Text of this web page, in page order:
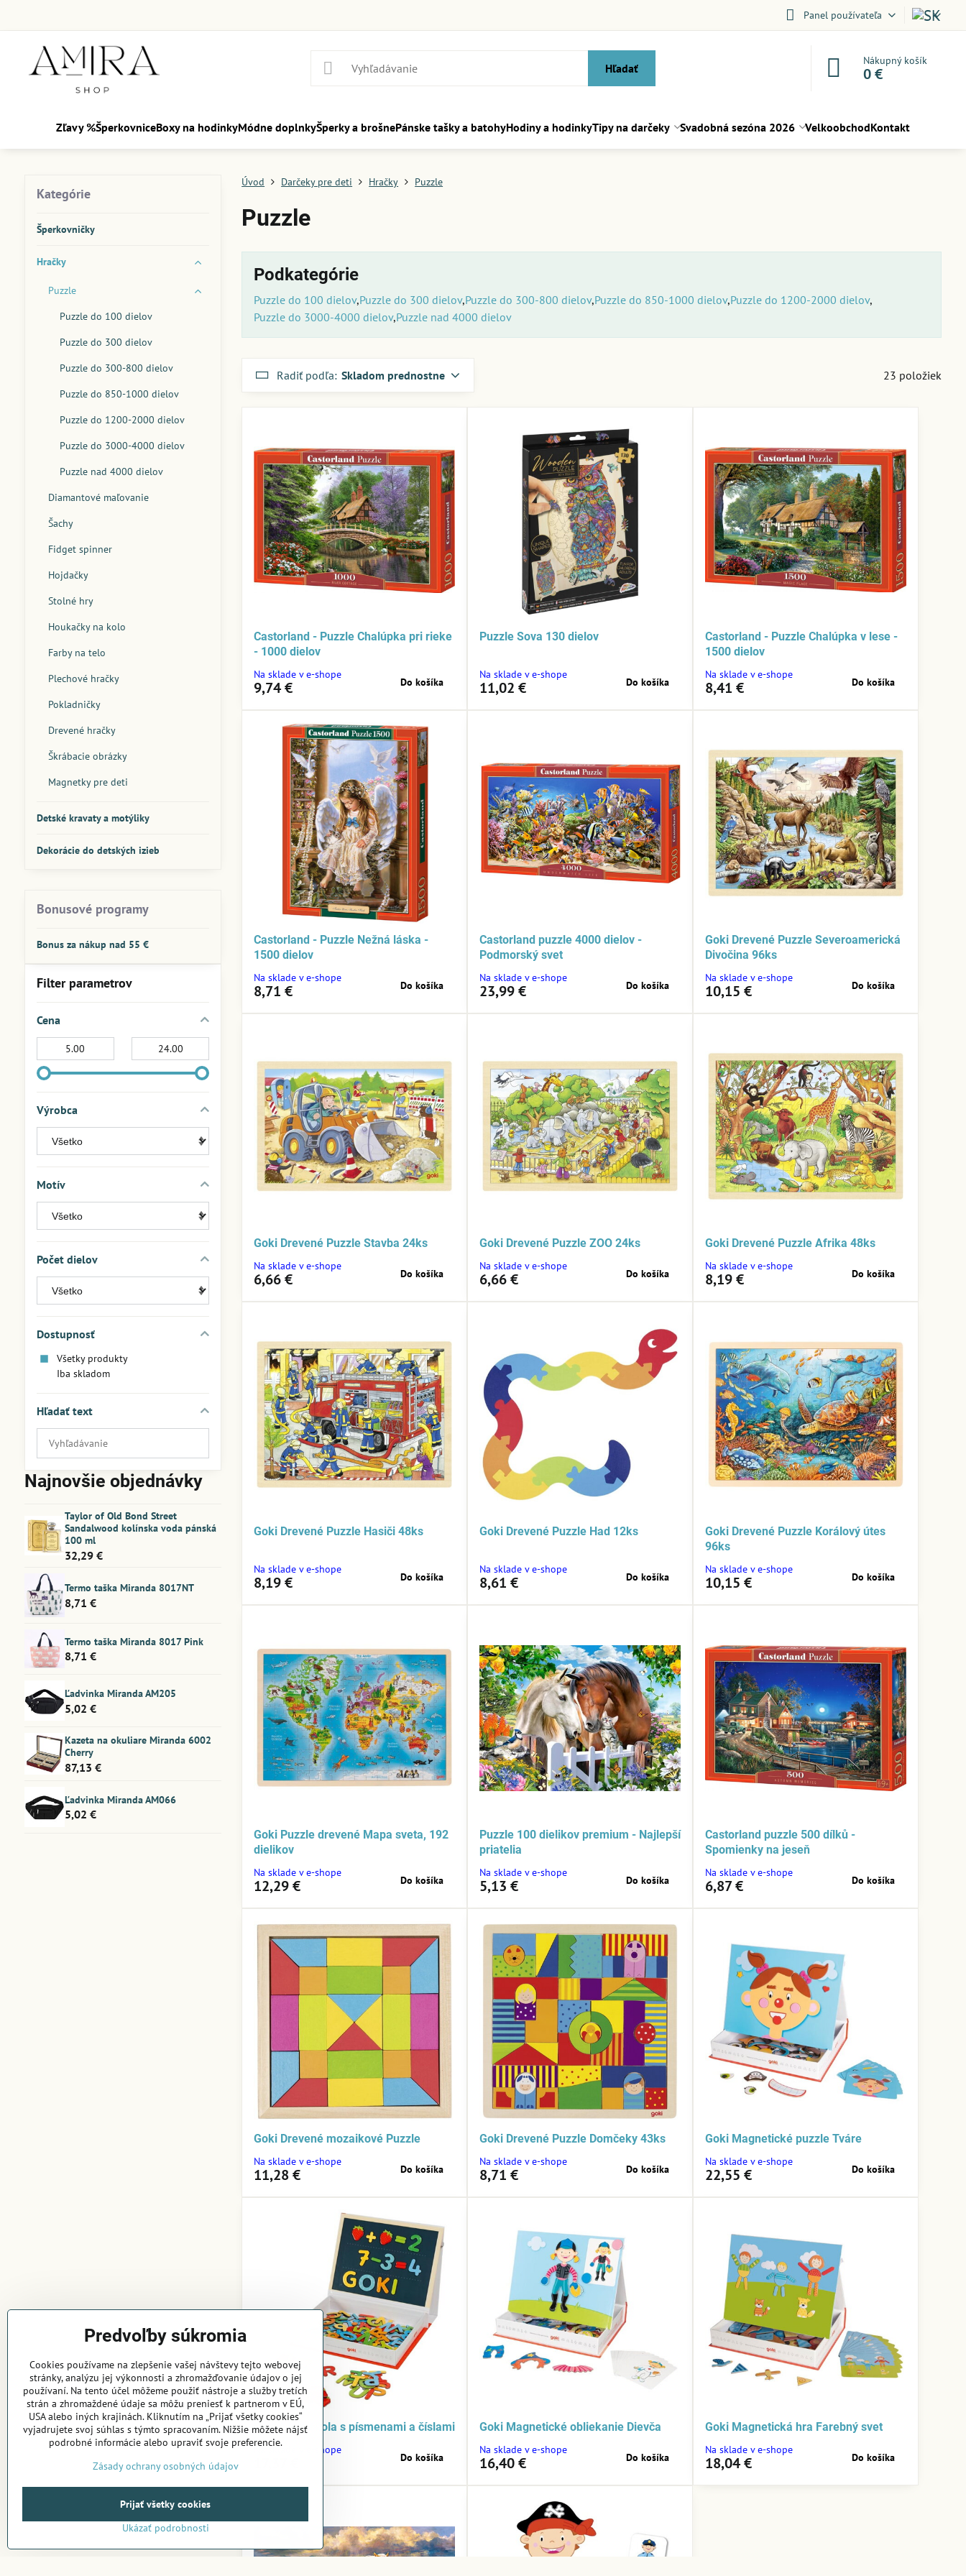
Panel používateľa
Hľadať
Nákupný košík
0 €
Zľavy %ŠperkovniceBoxy na hodinkyMódne doplnkyŠperky a brošnePánske tašky a batohyHodiny a hodinkyTipy na darčeky Svadobná sezóna 2026 VelkoobchodKontakt
Úvod Darčeky pre deti Hračky Puzzle
Puzzle
Podkategórie
Puzzle do 100 dielov Puzzle do 300 dielov Puzzle do 300-800 dielov Puzzle do 850-1000 dielov Puzzle do 1200-2000 dielov
Puzzle do 3000-4000 dielov Puzzle nad 4000 dielov
Radiť podľa: Skladom prednostne 23 položiek
Castorland - Puzzle Chalúpka pri rieke
- 1000 dielov
Na sklade v e-shope
9,74 € Do košíka
Puzzle Sova 130 dielov
Na sklade v e-shope
11,02 € Do košíka
Castorland - Puzzle Chalúpka v lese -
1500 dielov
Na sklade v e-shope
8,41 € Do košíka
Castorland - Puzzle Nežná láska -
1500 dielov
Na sklade v e-shope
8,71 € Do košíka
Castorland puzzle 4000 dielov -
Podmorský svet
Na sklade v e-shope
23,99 € Do košíka
Goki Drevené Puzzle Severoamerická
Divočina 96ks
Na sklade v e-shope
10,15 € Do košíka
Goki Drevené Puzzle Stavba 24ks
Na sklade v e-shope
6,66 € Do košíka
Goki Drevené Puzzle ZOO 24ks
Na sklade v e-shope
6,66 € Do košíka
Goki Drevené Puzzle Afrika 48ks
Na sklade v e-shope
8,19 € Do košíka
Goki Drevené Puzzle Hasiči 48ks
Na sklade v e-shope
8,19 € Do košíka
Goki Drevené Puzzle Had 12ks
Na sklade v e-shope
8,61 € Do košíka
Goki Drevené Puzzle Korálový útes
96ks
Na sklade v e-shope
10,15 € Do košíka
Goki Puzzle drevené Mapa sveta, 192
dielikov
Na sklade v e-shope
12,29 € Do košíka
Puzzle 100 dielikov premium - Najlepší
priatelia
Na sklade v e-shope
5,13 € Do košíka
Castorland puzzle 500 dílků -
Spomienky na jeseň
Na sklade v e-shope
6,87 € Do košíka
Goki Drevené mozaikové Puzzle
Na sklade v e-shope
11,28 € Do košíka
Goki Drevené Puzzle Domčeky 43ks
Na sklade v e-shope
8,71 € Do košíka
Goki Magnetické puzzle Tváre
Na sklade v e-shope
22,55 € Do košíka
Goki Malá škola s písmenami a číslami
Na sklade v e-shope
Do košíka
Goki Magnetické obliekanie Dievča
Na sklade v e-shope
16,40 € Do košíka
Goki Magnetická hra Farebný svet
Na sklade v e-shope
18,04 € Do košíka
Filter parametrov
Cena
Výrobca
Motív
Počet dielov
Dostupnosť
Všetky produkty
Iba skladom
Hľadať text
Prehľadať
výsledky
filtra
fulltextom
Kategórie
Šperkovničky
Hračky
Puzzle
Puzzle do 100 dielov
Puzzle do 300 dielov
Puzzle do 300-800 dielov
Puzzle do 850-1000 dielov
Puzzle do 1200-2000 dielov
Puzzle do 3000-4000 dielov
Puzzle nad 4000 dielov
Diamantové maľovanie
Šachy
Fidget spinner
Hojdačky
Stolné hry
Houkačky na kolo
Farby na telo
Plechové hračky
Pokladničky
Drevené hračky
Škrábacie obrázky
Magnetky pre deti
Detské kravaty a motýliky
Dekorácie do detských izieb
Bonusové programy
Bonus za nákup nad 55 €
Najnovšie objednávky
Taylor of Old Bond Street
Sandalwood kolínska voda pánská
100 ml
32,29 €
Termo taška Miranda 8017NT
8,71 €
Termo taška Miranda 8017 Pink
8,71 €
Ľadvinka Miranda AM205
5,02 €
Kazeta na okuliare Miranda 6002
Cherry
87,13 €
Ľadvinka Miranda AM066
5,02 €
Predvoľby súkromia
Cookies používame na zlepšenie vašej návštevy tejto webovej
stránky, analýzu jej výkonnosti a zhromažďovanie údajov o jej
používaní. Na tento účel môžeme použiť nástroje a služby tretích
strán a zhromaždené údaje sa môžu preniesť k partnerom v EÚ,
USA alebo iných krajinách. Kliknutím na „Prijať všetky cookies“
vyjadrujete svoj súhlas s týmto spracovaním. Nižšie môžete nájsť
podrobné informácie alebo upraviť svoje preferencie.
Zásady ochrany osobných údajov
Ukázať podrobnosti
Prijať všetky cookies